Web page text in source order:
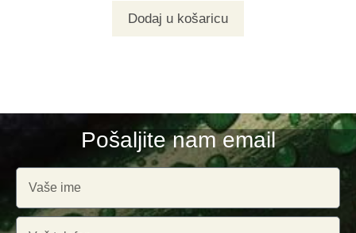
Dodaj u košaricu
Pošaljite nam email